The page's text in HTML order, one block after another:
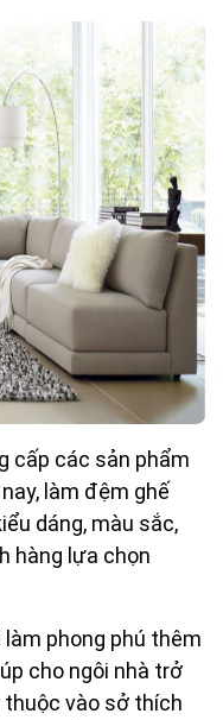
cấp các sản phẩm
làm đệm ghế
dáng, màu sắc,
hàng lựa chọn
phong phú thêm
cho ngôi nhà trở
vào sở thích